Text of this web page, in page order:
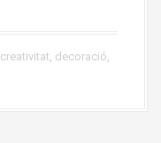
creativitat, decoració,